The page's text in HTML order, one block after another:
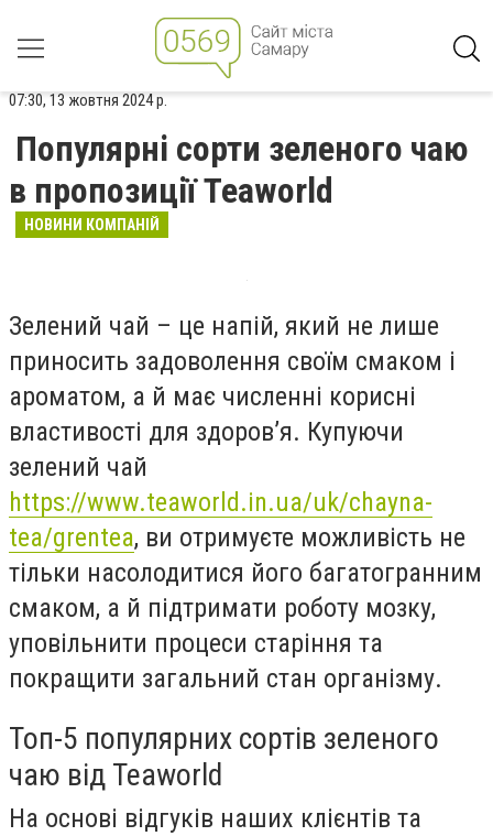
07:30, 13 жовтня 2024 р.
Популярні сорти зеленого чаю
в пропозиції Teaworld
НОВИНИ КОМПАНІЙ
Зелений чай – це напій, який не лише
приносить задоволення своїм смаком і
ароматом, а й має численні корисні
властивості для здоров’я. Купуючи
зелений чай
https://www.teaworld.in.ua/uk/chayna-
tea/grentea, ви отримуєте можливість не
тільки насолодитися його багатогранним
смаком, а й підтримати роботу мозку,
уповільнити процеси старіння та
покращити загальний стан організму.
Топ-5 популярних сортів зеленого
чаю від Teaworld
На основі відгуків наших клієнтів та